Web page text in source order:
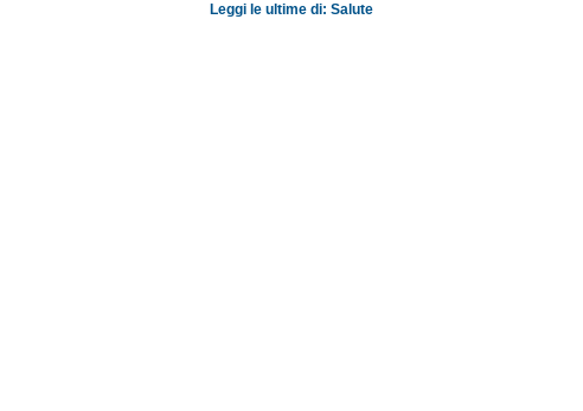
Leggi le ultime di: Salute